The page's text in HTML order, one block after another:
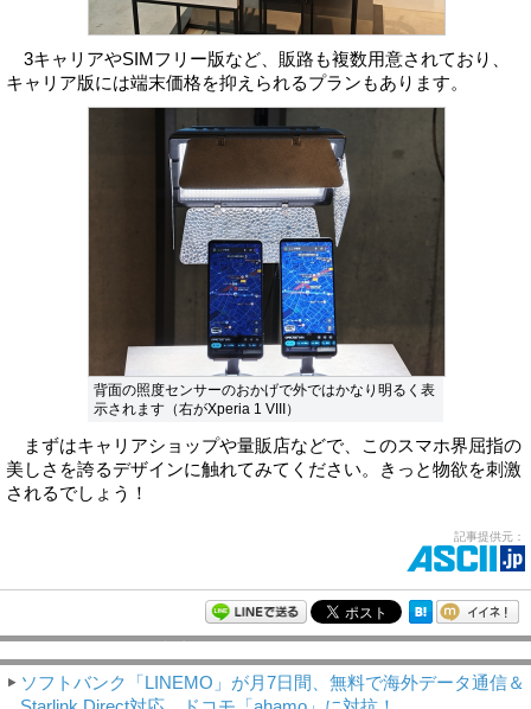
3キャリアやSIMフリー版など、販路も複数用意されており、
キャリア版には端末価格を抑えられるプランもあります。
背面の照度センサーのおかげで外ではかなり明るく表
示されます（右がXperia 1 VIII）
まずはキャリアショップや量販店などで、このスマホ界屈指の
美しさを誇るデザインに触れてみてください。きっと物欲を刺激
されるでしょう！
記事提供元：
ソフトバンク「LINEMO」が月7日間、無料で海外データ通信＆